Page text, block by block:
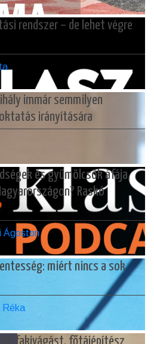
rendszer – de lehet végre
immár semmilyen
irányítására
és gyümölcsök áfája,
Raskó
Ágoston
miért nincs a sok
Réka
fakivágást, főtájépítész